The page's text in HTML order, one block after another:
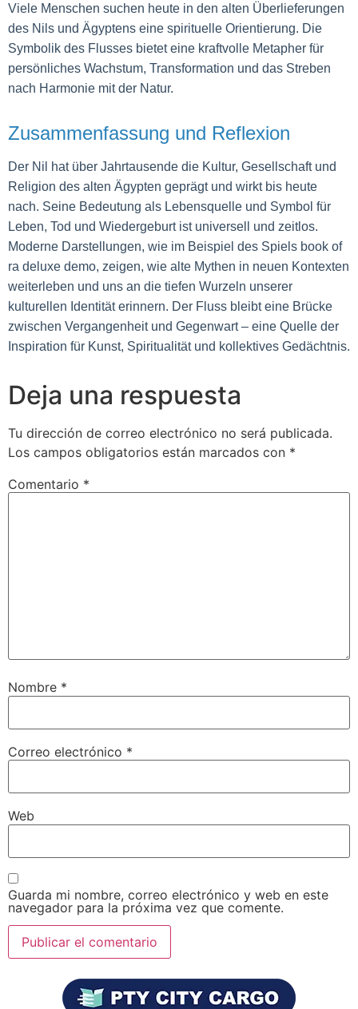
Viele Menschen suchen heute in den alten Überlieferungen
des Nils und Ägyptens eine spirituelle Orientierung. Die
Symbolik des Flusses bietet eine kraftvolle Metapher für
persönliches Wachstum, Transformation und das Streben
nach Harmonie mit der Natur.
Zusammenfassung und Reflexion
Der Nil hat über Jahrtausende die Kultur, Gesellschaft und
Religion des alten Ägypten geprägt und wirkt bis heute
nach. Seine Bedeutung als Lebensquelle und Symbol für
Leben, Tod und Wiedergeburt ist universell und zeitlos.
Moderne Darstellungen, wie im Beispiel des Spiels book of
ra deluxe demo, zeigen, wie alte Mythen in neuen Kontexten
weiterleben und uns an die tiefen Wurzeln unserer
kulturellen Identität erinnern. Der Fluss bleibt eine Brücke
zwischen Vergangenheit und Gegenwart – eine Quelle der
Inspiration für Kunst, Spiritualität und kollektives Gedächtnis.
Deja una respuesta
Tu dirección de correo electrónico no será publicada.
Los campos obligatorios están marcados con *
Comentario *
Nombre *
Correo electrónico *
Web
Guarda mi nombre, correo electrónico y web en este
navegador para la próxima vez que comente.